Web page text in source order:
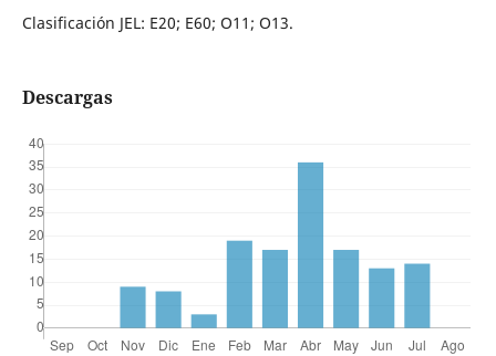
Clasificación JEL: E20; E60; O11; O13.
Descargas